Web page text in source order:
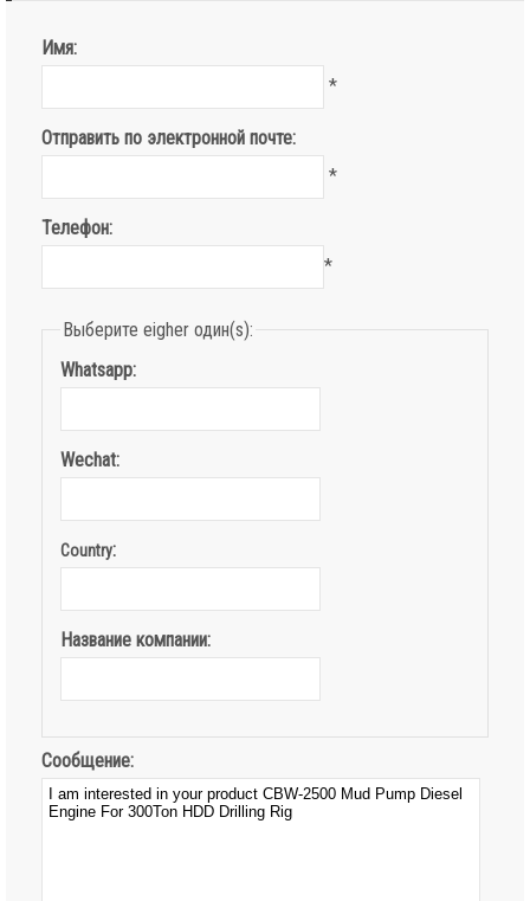
Имя:
*
Отправить по электронной почте:
*
Телефон:
*
Выберите eigher один(s):
Whatsapp:
Wechat:
Country:
Название компании:
Сообщение: